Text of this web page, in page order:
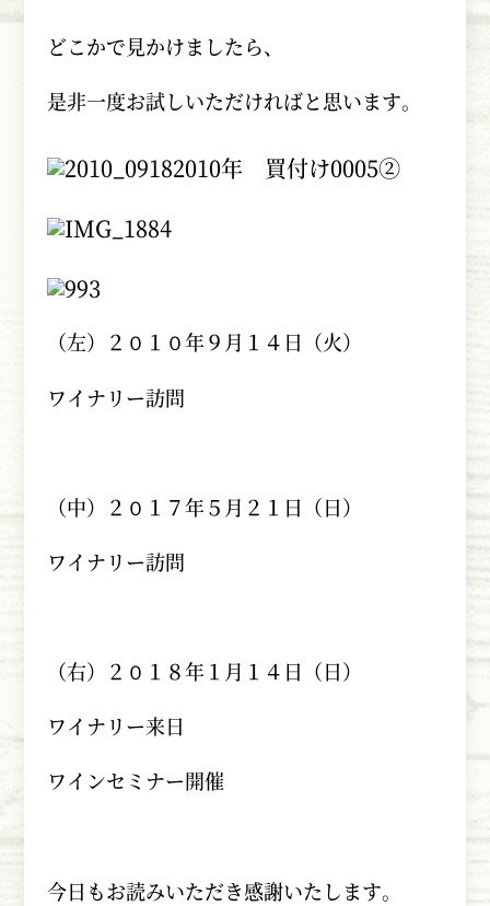
どこかで見かけましたら、
是非一度お試しいただければと思います。
（左）２０１０年９月１４日（火）
ワイナリー訪問
（中）２０１７年５月２１日（日）
ワイナリー訪問
（右）２０１８年１月１４日（日）
ワイナリー来日
ワインセミナー開催
今日もお読みいただき感謝いたします。